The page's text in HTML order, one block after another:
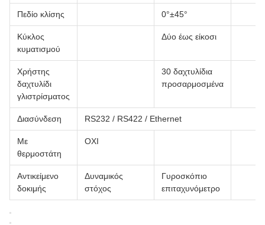
Πεδίο κλίσης 0°±45°
Κύκλος
κυματισμού
Δύο έως είκοσι
Χρήστης
δαχτυλίδι
γλιστρίσματος
30 δαχτυλίδια
προσαρμοσμένα
Διασύνδεση RS232 / RS422 / Ethernet
Με
θερμοστάτη
ΟΧΙ
Αντικείμενο
δοκιμής
Δυναμικός
στόχος
Γυροσκόπιο
επιταχυνόμετρο